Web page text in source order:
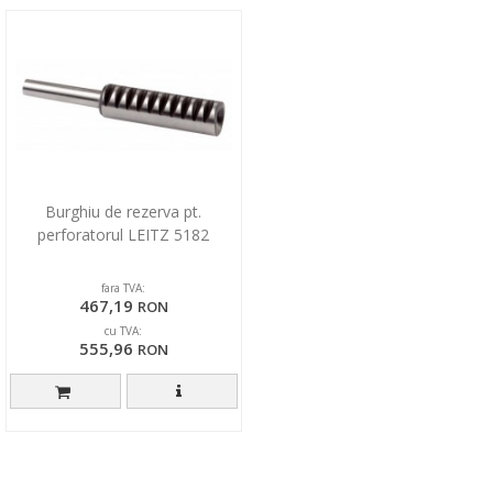
Burghiu de rezerva pt.
perforatorul LEITZ 5182
fara TVA:
467,19 RON
cu TVA:
555,96 RON